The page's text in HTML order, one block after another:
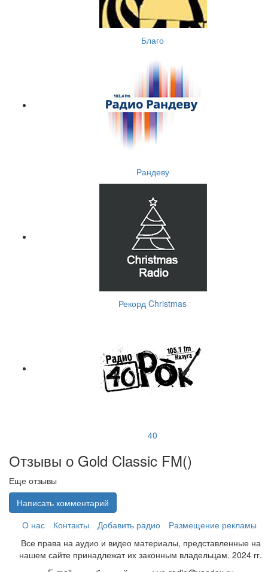
Благо
Рандеву
Рекорд Christmas
40
Отзывы о Gold Classic FM()
Еще отзывы
Написать комментарий
О нас
Контакты Добавить радио
Размещение рекламы
Все права на аудио и видео материалы, представленные на
нашем сайте принадлежат их законным владельцам. 2024 гг.